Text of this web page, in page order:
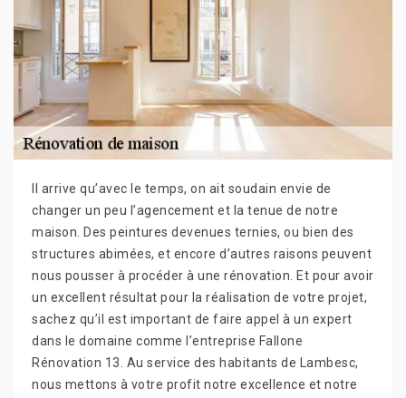
Il arrive qu’avec le temps, on ait soudain envie de
changer un peu l’agencement et la tenue de notre
maison. Des peintures devenues ternies, ou bien des
structures abimées, et encore d’autres raisons peuvent
nous pousser à procéder à une rénovation. Et pour avoir
un excellent résultat pour la réalisation de votre projet,
sachez qu’il est important de faire appel à un expert
dans le domaine comme l’entreprise Fallone
Rénovation 13. Au service des habitants de Lambesc,
nous mettons à votre profit notre excellence et notre